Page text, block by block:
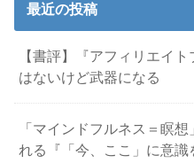
最近の投稿
【書評】『アフィリエイ
はないけど武器になる
「マインドフルネス＝瞑
れる『「今、ここ」に意識